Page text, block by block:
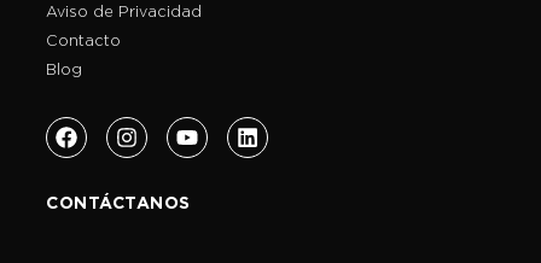
Aviso de Privacidad
Contacto
Blog
CONTÁCTANOS